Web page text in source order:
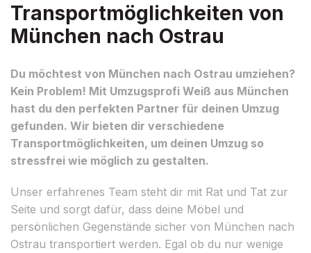
Transportmöglichkeiten von
München nach Ostrau
Du möchtest von München nach Ostrau umziehen?
Kein Problem! Mit Umzugsprofi Weiß aus München
hast du den perfekten Partner für deinen Umzug
gefunden. Wir bieten dir verschiedene
Transportmöglichkeiten, um deinen Umzug so
stressfrei wie möglich zu gestalten.
Unser erfahrenes Team steht dir mit Rat und Tat zur
Seite und sorgt dafür, dass deine Möbel und
persönlichen Gegenstände sicher von München nach
Ostrau transportiert werden. Egal ob du nur wenige